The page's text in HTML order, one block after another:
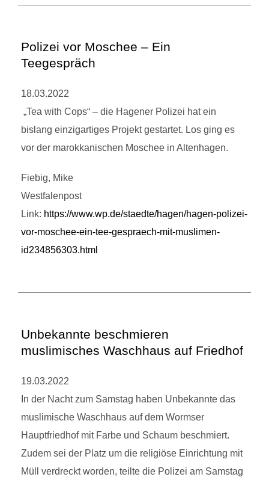
Polizei vor Moschee – Ein
Teegespräch
18.03.2022
„Tea with Cops“ – die Hagener Polizei hat ein
bislang einzigartiges Projekt gestartet. Los ging es
vor der marokkanischen Moschee in Altenhagen.
Fiebig, Mike
Westfalenpost
Link: https://www.wp.de/staedte/hagen/hagen-polizei-
vor-moschee-ein-tee-gespraech-mit-muslimen-
id234856303.html
Unbekannte beschmieren
muslimisches Waschhaus auf Friedhof
19.03.2022
In der Nacht zum Samstag haben Unbekannte das
muslimische Waschhaus auf dem Wormser
Hauptfriedhof mit Farbe und Schaum beschmiert.
Zudem sei der Platz um die religiöse Einrichtung mit
Müll verdreckt worden, teilte die Polizei am Samstag